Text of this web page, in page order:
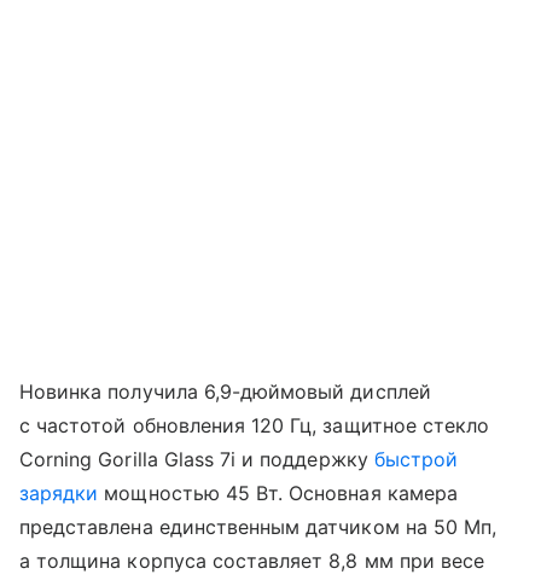
Новинка получила 6,9-дюймовый дисплей
с частотой обновления 120 Гц, защитное стекло
Corning Gorilla Glass 7i и поддержку быстрой
зарядки мощностью 45 Вт. Основная камера
представлена единственным датчиком на 50 Мп,
а толщина корпуса составляет 8,8 мм при весе